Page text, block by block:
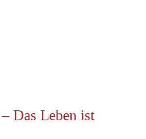
Das Leben ist